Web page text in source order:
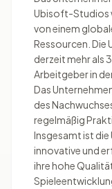
Ubisoft-Studios
von einem
Ressourcen.
derzeit mehr als
Arbeitgeber in
Das
des
regelmäßig
Insgesamt ist
innovative und
ihre hohe